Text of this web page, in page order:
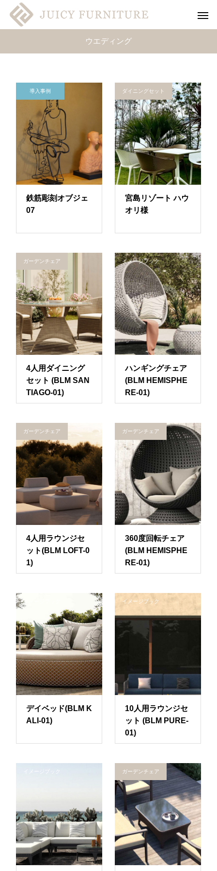
ウエディング
導入事例
鉄筋彫刻オブジェ
07
ダイニングセット
宮島リゾート ハウ
オリ様
ガーデンチェア
4人用ダイニング
セット (BLM SAN
TIAGO-01)
イメージブック
ハンギングチェア
(BLM HEMISPHE
RE-01)
ガーデンチェア
4人用ラウンジセ
ット(BLM LOFT-0
1)
ガーデンチェア
360度回転チェア
(BLM HEMISPHE
RE-01)
イメージブック
デイベッド(BLM K
ALI-01)
イメージブック
10人用ラウンジセ
ット (BLM PURE-
01)
イメージブック ガーデンチェア